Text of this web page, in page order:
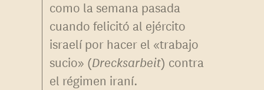
como la semana pasada
cuando felicitó al ejército
israelí por hacer el «trabajo
sucio» (Drecksarbeit) contra
el régimen iraní.